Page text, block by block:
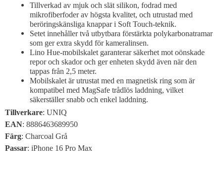
Tillverkad av mjuk och slät silikon, fodrad med
mikrofiberfoder av högsta kvalitet, och utrustad med
beröringskänsliga knappar i Soft Touch-teknik.
Setet innehåller två utbytbara förstärkta polykarbonatramar
som ger extra skydd för kameralinsen.
Lino Hue-mobilskalet garanterar säkerhet mot oönskade
repor och skador och ger enheten skydd även när den
tappas från 2,5 meter.
Mobilskalet är utrustat med en magnetisk ring som är
kompatibel med MagSafe trådlös laddning, vilket
säkerställer snabb och enkel laddning.
Tillverkare: UNIQ
EAN: 8886463689950
Färg: Charcoal Grå
Passar: iPhone 16 Pro Max